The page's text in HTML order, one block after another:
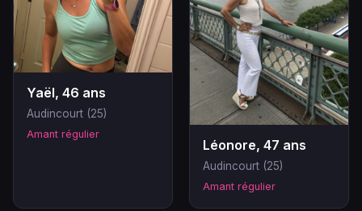
Yaël, 46 ans
Audincourt (25)
Amant régulier
Léonore, 47 ans
Audincourt (25)
Amant régulier